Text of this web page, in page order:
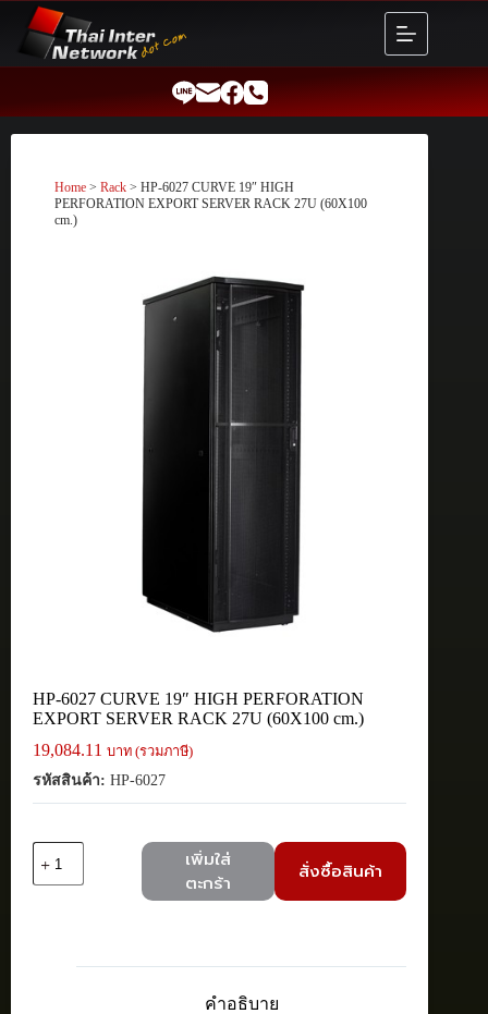
content
Home > Rack > HP-6027 CURVE 19″ HIGH
PERFORATION EXPORT SERVER RACK 27U (60X100
cm.)
HP-6027 CURVE 19″ HIGH PERFORATION
EXPORT SERVER RACK 27U (60X100 cm.)
19,084.11 บาท (รวมภาษี)
รหัสสินค้า: HP-6027
HP-
PERFORATION
เพิ่มใส่
ตะกร้า
สั่งซื้อสินค้า
คำอธิบาย